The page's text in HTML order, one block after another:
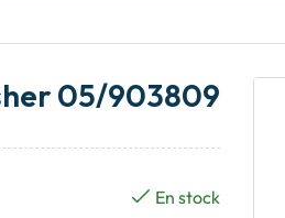
05/903809
En stock